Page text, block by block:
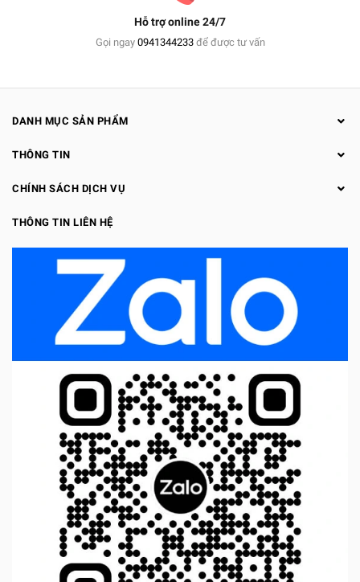
Hỗ trợ online 24/7
Gọi ngay 0941344233để được tư vấn
DANH MỤC SẢN PHẨM
THÔNG TIN
CHÍNH SÁCH DỊCH VỤ
THÔNG TIN LIÊN HỆ